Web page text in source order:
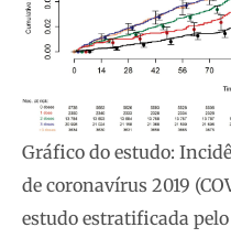
Gráfico do estudo:
de coronavírus 2019
estudo estratificada